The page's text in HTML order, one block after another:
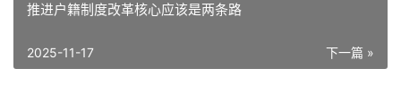
推进户籍制度改革核心应该是两条路
下一篇 »
2025-11-17